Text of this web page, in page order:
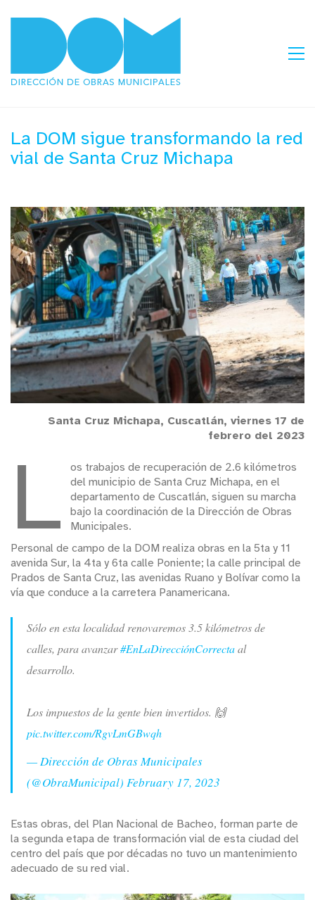
La DOM sigue transformando la red
vial de Santa Cruz Michapa
Santa Cruz Michapa, Cuscatlán, viernes 17 de
febrero del 2023
L
os trabajos de recuperación de 2.6 kilómetros
del municipio de Santa Cruz Michapa, en el
departamento de Cuscatlán, siguen su marcha
bajo la coordinación de la Dirección de Obras
Municipales.
Personal de campo de la DOM realiza obras en la 5ta y 11
avenida Sur, la 4ta y 6ta calle Poniente; la calle principal de
Prados de Santa Cruz, las avenidas Ruano y Bolívar como la
vía que conduce a la carretera Panamericana.
Sólo en esta localidad renovaremos 3.5 kilómetros de
calles, para avanzar#EnLaDirecciónCorrectaal
desarrollo.
Los impuestos de la gente bien invertidos. 🙌
pic.twitter.com/RgvLmGBwqh
— Dirección de Obras Municipales
(@ObraMunicipal) February 17, 2023
Estas obras, del Plan Nacional de Bacheo, forman parte de
la segunda etapa de transformación vial de esta ciudad del
centro del país que por décadas no tuvo un mantenimiento
adecuado de su red vial.